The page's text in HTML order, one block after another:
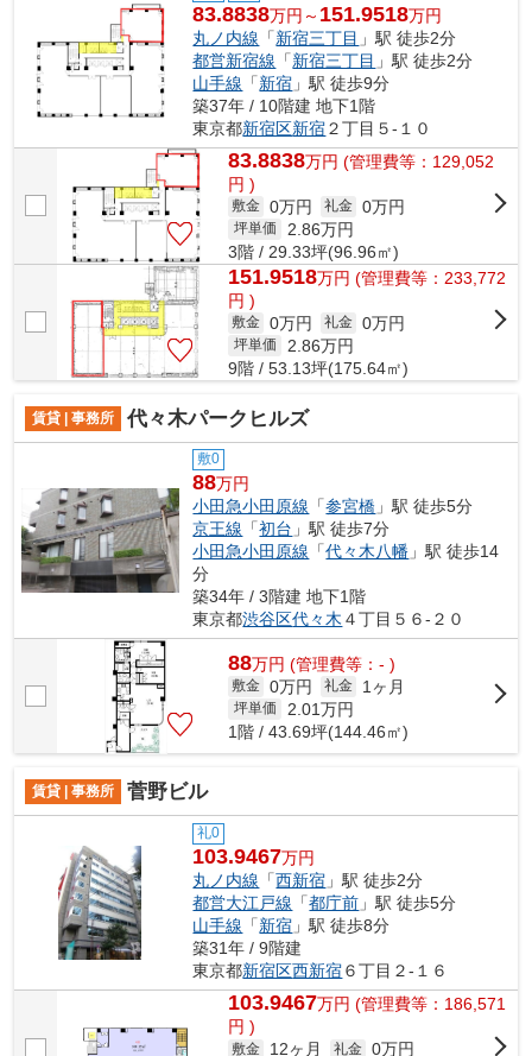
83.8838万円～ 151.9518万円
丸ノ内線 「新宿三丁目 」駅 徒歩2分
都営新宿線 「新宿三丁目 」駅 徒歩2分
山手線 「新宿 」駅 徒歩9分
築37年 / 10階建 地下1階
東京都新宿区新宿２丁目５-１０
83.8838万円 (管理費等：129,052
円 )
敷金 0万円 礼金 0万円
坪単価 2.86万円
3階 / 29.33坪(96.96㎡)
151.9518万円 (管理費等：233,772
円 )
敷金 0万円 礼金 0万円
坪単価 2.86万円
9階 / 53.13坪(175.64㎡)
賃貸 | 事務所 代々木パークヒルズ
敷0
88万円
小田急小田原線 「参宮橋 」駅 徒歩5分
京王線 「初台 」駅 徒歩7分
小田急小田原線 「代々木八幡 」駅 徒歩14
分
築34年 / 3階建 地下1階
東京都渋谷区代々木 ４丁目５６-２０
88万円 (管理費等：- )
敷金 0万円 礼金 1ヶ月
坪単価 2.01万円
1階 / 43.69坪(144.46㎡)
賃貸 | 事務所 菅野ビル
礼0
103.9467万円
丸ノ内線 「西新宿 」駅 徒歩2分
都営大江戸線 「都庁前 」駅 徒歩5分
山手線 「新宿 」駅 徒歩8分
築31年 / 9階建
東京都新宿区西新宿６丁目２-１６
103.9467万円 (管理費等：186,571
円 )
敷金 12ヶ月 礼金 0万円